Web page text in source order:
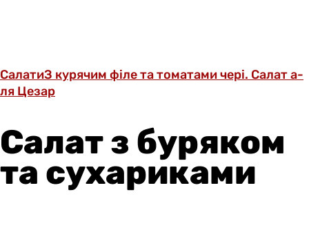
СалатиЗ курячим філе та томатами чері. Салат а-
ля Цезар
Салат з буряком
та сухариками